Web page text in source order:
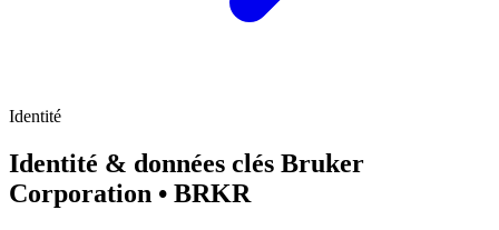
Identité
Identité & données clés Bruker
Corporation • BRKR